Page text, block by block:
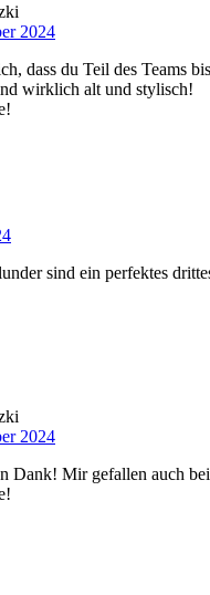
2024
dass du Teil des Teams
wirklich alt und stylisch!
sind ein perfektes
2024
Dank! Mir gefallen auch